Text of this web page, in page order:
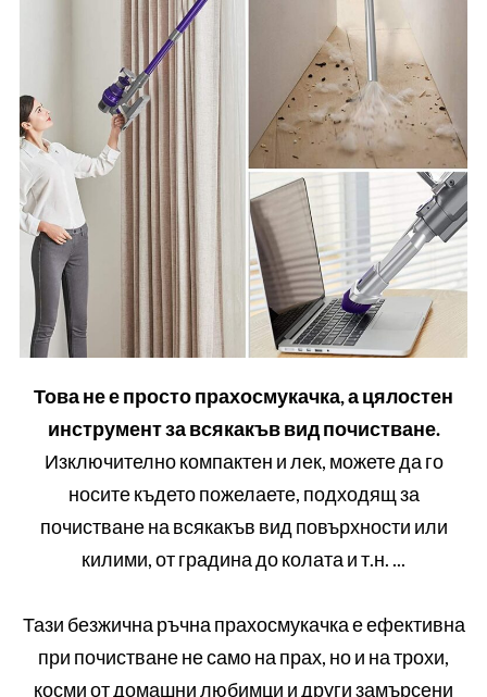
Това не е просто прахосмукачка, а цялостен
инструмент за всякакъв вид почистване.
Изключително компактен и лек, можете да го
носите където пожелаете, подходящ за
почистване на всякакъв вид повърхности или
килими, от градина до колата и т.н. ...
Тази безжична ръчна прахосмукачка е ефективна
при почистване не само на прах, но и на трохи,
косми от домашни любимци и други замърсени